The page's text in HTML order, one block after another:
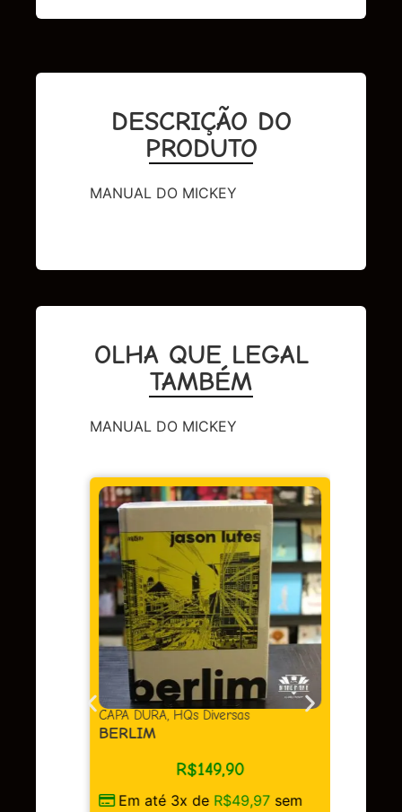
DESCRIÇÃO DO
PRODUTO
MANUAL DO MICKEY
OLHA QUE LEGAL
TAMBÉM
MANUAL DO MICKEY
CAPA DURA,HQs Diversas
BERLIM
R$149,90
Em até 3x deR$49,97sem